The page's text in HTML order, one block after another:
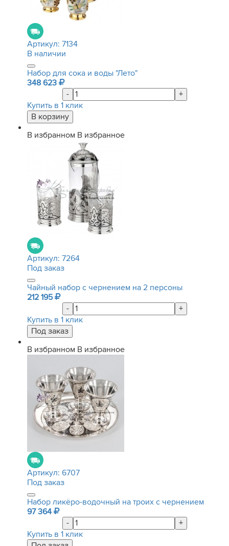
Артикул: 7134
В наличии
Набор для сока и воды "Лето"
348 623
-
+
Купить в 1 клик
В избранном В избранное
Артикул: 7264
Под заказ
Чайный набор с чернением на 2 персоны
212 195
-
+
Купить в 1 клик
В избранном В избранное
Артикул: 6707
Под заказ
Набор ликёро-водочный на троих с чернением
97 364
-
+
Купить в 1 клик